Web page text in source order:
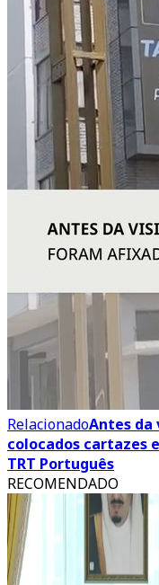
RelacionadoAntes da
colocados cartazes
TRT Português
RECOMENDADO